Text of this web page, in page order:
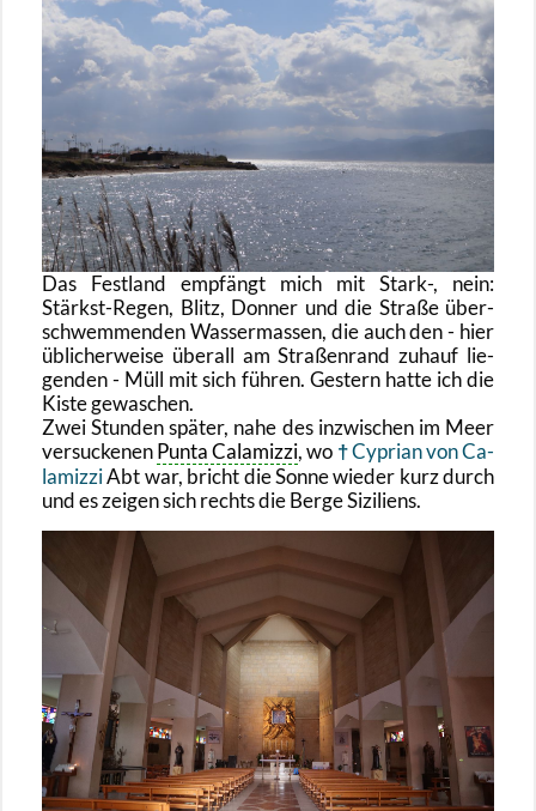
Das Fest­land emp­fängt mich mit Stark-, nein:
Stärkst-Re­gen, Blitz, Don­ner und die Stra­ße über­
schwem­men­den Was­ser­mas­sen, die auch den - hier
üb­li­cher­wei­se über­all am Stra­ßen­rand zu­hauf lie­
gen­den - Müll mit sich füh­ren. Ges­tern hatte ich die
Kiste ge­wa­schen.
Zwei Stun­den spä­ter, nahe des in­zwi­schen im Meer
ver­su­cke­nenPunta Ca­la­mi­z­zi, wo
Cy­pri­an von Ca­
la­mi­z­ziAbt war, bricht die Sonne wie­der kurz durch
und es zei­gen sich rechts die Berge Si­zi­li­ens.